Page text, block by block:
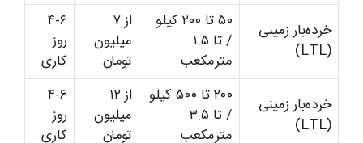
خرده‌بار زمینی
(LTL)
۵۰ تا ۲۰۰ کیلو
/ تا ۱.۵
مترمکعب
از ۷
میلیون
تومان
۴-۶
روز
کاری
خرده‌بار زمینی
(LTL)
۲۰۰ تا ۵۰۰ کیلو
/ تا ۳.۵
مترمکعب
از ۱۲
میلیون
تومان
۴-۶
روز
کاری